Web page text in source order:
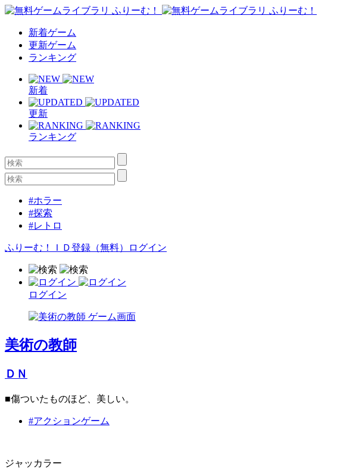
新着ゲーム
更新ゲーム
ランキング
新着
更新
ランキング
#ホラー
#探索
#レトロ
ふりーむ！ＩＤ登録（無料） ログイン
ログイン
美術の教師
ＤＮ
■傷ついたものほど、美しい。
#アクションゲーム
ジャッカラー